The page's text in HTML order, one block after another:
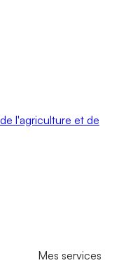
l'agriculture et de
Mes services